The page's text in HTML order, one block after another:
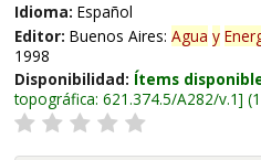
Idioma: Español
Editor: Buenos Aires: Agua y
1998
Disponibilidad: Ítems
topográfica: 621.374.5/A282/v.1